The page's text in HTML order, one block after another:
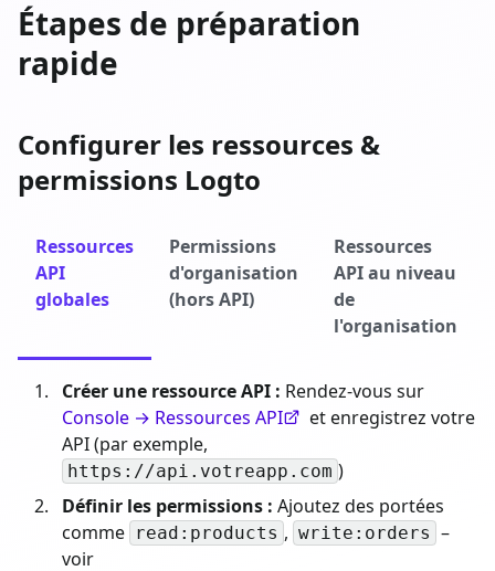
Étapes de préparation
rapide
Configurer les ressources &
permissions Logto
Ressources
API
globales
Permissions
d'organisation
(hors API)
Ressources
API au niveau
de
l'organisation
Créer une ressource API : Rendez-vous sur
Console → Ressources API
et enregistrez votre
API (par exemple,
https://api.votreapp.com )
Définir les permissions : Ajoutez des portées
comme read:products , write:orders –
voir